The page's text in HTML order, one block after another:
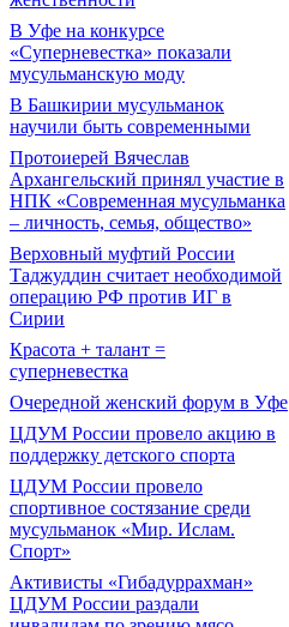
В Уфе на конкурсе
«Суперневестка» показали
мусульманскую моду
В Башкирии мусульманок
научили быть современными
Протоиерей Вячеслав
Архангельский принял участие в
НПК «Современная мусульманка
– личность, семья, общество»
Верховный муфтий России
Таджуддин считает необходимой
операцию РФ против ИГ в
Сирии
Красота + талант =
суперневестка
Очередной женский форум в Уфе
ЦДУМ России провело акцию в
поддержку детского спорта
ЦДУМ России провело
спортивное состязание среди
мусульманок «Мир. Ислам.
Спорт»
Активисты «Гибадуррахман»
ЦДУМ России раздали